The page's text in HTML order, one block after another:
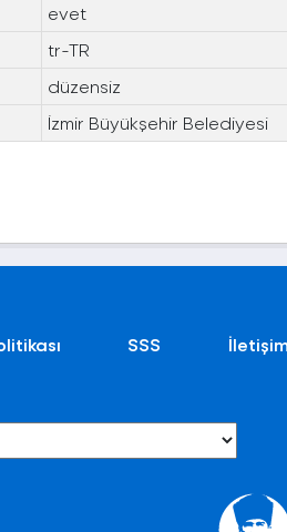
evet
tr-TR
düzensiz
İzmir Büyükşehir Belediyesi
SSS